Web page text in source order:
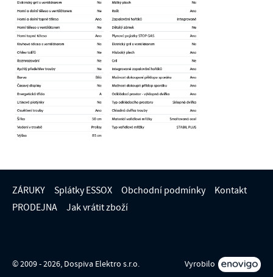
ZÁRUKY Splátky ESSOX Obchodní podmínky
Kontakt
PRODEJNA
Jak vrátit zboží
© 2009 - 2026, Dospiva Elektro s.r.o. Vyrobilo